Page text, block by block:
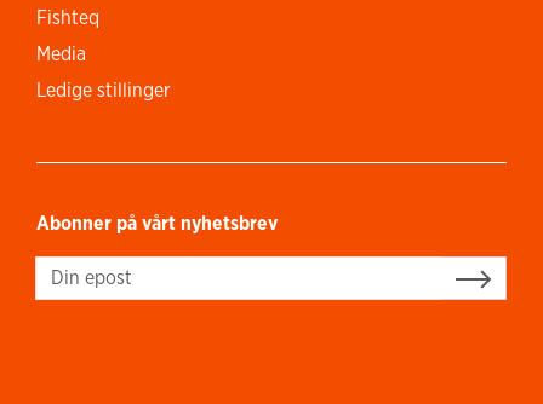
Fishteq
Media
Ledige stillinger
Abonner på vårt nyhetsbrev
Sign up